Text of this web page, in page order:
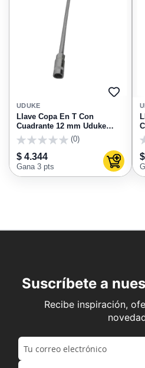
UDUKE
Llave Copa En T Con
Cuadrante 12 mm Uduke
HT80329
(0)
$ 4.344
Gana 3 pts Agregar
Suscríbete a
Recibe inspiración,